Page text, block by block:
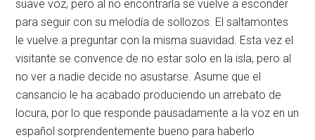
suave voz, pero al no encontrarla se vuelve a esconder
para seguir con su melodía de sollozos. El saltamontes
le vuelve a preguntar con la misma suavidad. Esta vez el
visitante se convence de no estar solo en la isla, pero al
no ver a nadie decide no asustarse. Asume que el
cansancio le ha acabado produciendo un arrebato de
locura, por lo que responde pausadamente a la voz en un
español sorprendentemente bueno para haberlo